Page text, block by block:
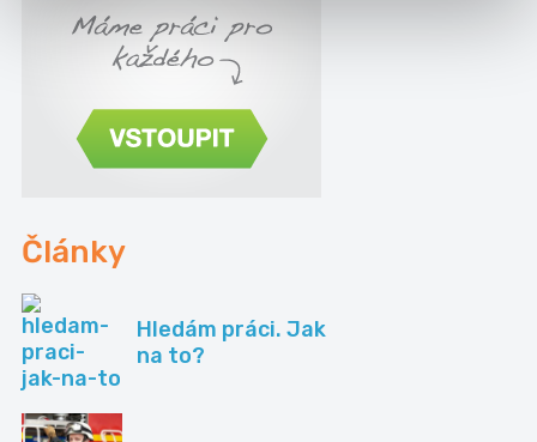
Články
Hledám práci. Jak
na to?